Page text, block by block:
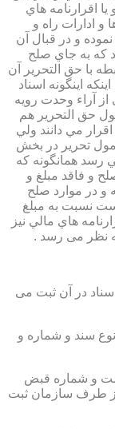
اقرارنامه هاي
ادارات راه و
و در قبال آن
كه به جاي صلح
با حق التحرير آن
اينگونه اسناد
آراء وحدت رويه
حق التحرير هم
مي دانند ولي
تحرير در بخش
رسد همانگونه كه
و فاقد مبلغ و
و در موارد صلح
نسبت به مبلغ
هاي مالي نيز
نظر می رسد .
در آن ثبت می
سند و شماره و
و شماره قبض
از طرف سازمان ثبت